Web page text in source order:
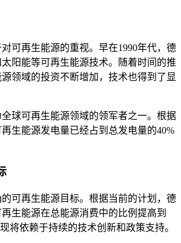
可再生能源的重视。早在1990年代，德
阳能等可再生能源技术。随着时间的推
领域的投资不断增加，技术也得到了显
球可再生能源领域的领军者之一。根据
生能源发电量已经占到总发电量的40%
可再生能源目标。根据当前的计划，德
生能源在总能源消费中的比例提高到
将依赖于持续的技术创新和政策支持。